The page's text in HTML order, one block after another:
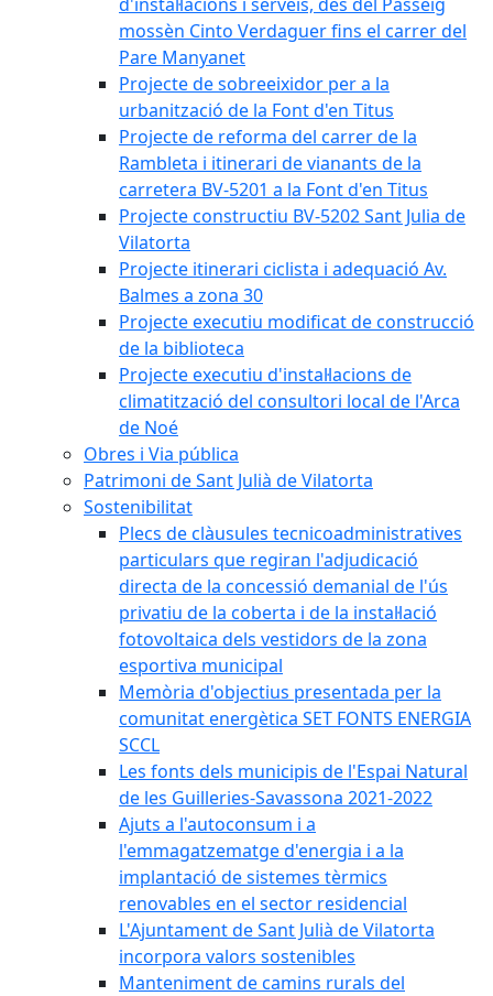
mossèn Cinto Verdaguer fins el carrer del
Pare Manyanet
Projecte de sobreeixidor per a la
urbanització de la Font d'en Titus
Projecte de reforma del carrer de la
Rambleta i itinerari de vianants de la
carretera BV-5201 a la Font d'en Titus
Projecte constructiu BV-5202 Sant Julia de
Vilatorta
Projecte itinerari ciclista i adequació Av.
Balmes a zona 30
Projecte executiu modificat de construcció
de la biblioteca
Projecte executiu d'instal·lacions de
climatització del consultori local de l'Arca
de Noé
Obres i Via pública
Patrimoni de Sant Julià de Vilatorta
Sostenibilitat
Plecs de clàusules tecnicoadministratives
particulars que regiran l'adjudicació
directa de la concessió demanial de l'ús
privatiu de la coberta i de la instal·lació
fotovoltaica dels vestidors de la zona
esportiva municipal
Memòria d'objectius presentada per la
comunitat energètica SET FONTS ENERGIA
SCCL
Les fonts dels municipis de l'Espai Natural
de les Guilleries-Savassona 2021-2022
Ajuts a l'autoconsum i a
l'emmagatzematge d'energia i a la
implantació de sistemes tèrmics
renovables en el sector residencial
L'Ajuntament de Sant Julià de Vilatorta
incorpora valors sostenibles
Manteniment de camins rurals del